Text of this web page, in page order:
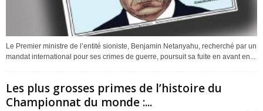
Le Premier ministre de l’entité sioniste, Benjamin Netanyahu, recherché par un
mandat international pour ses crimes de guerre, poursuit sa fuite en avant en...
Les plus grosses primes de l’histoire du
Championnat du monde :...